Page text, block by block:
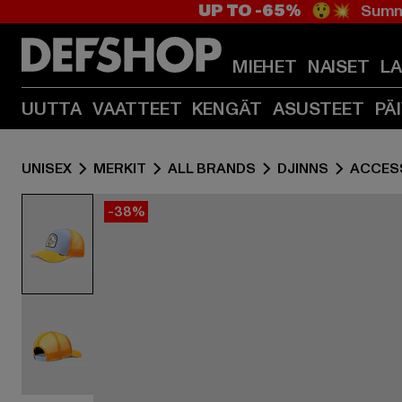
UP TO -65% 😲💥
MIEHET NAISET
UUTTA VAATTEET KENGÄT ASUSTEET
UNISEX MERKIT ALL BRANDS DJINNS
-38%